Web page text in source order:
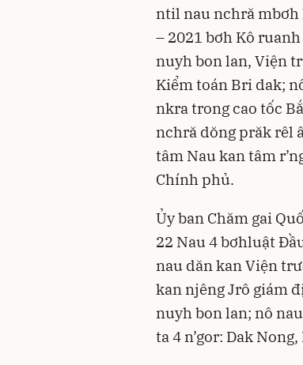
ntil nau nchră mbơh
– 2021 bơh Kô
nuyh bon lan, Viện
Kiểm toán Bri dak;
nkra trong cao tốc
nchră dŏng prăk rêl
tâm Nau kan tâm
Chính phủ.
Ủy ban Chăm gai
22 Nau 4 bơhluật
nau dăn kan Viện
kan njêng Jrô giám
nuyh bon lan; nô
ta 4 n’gor: Dak